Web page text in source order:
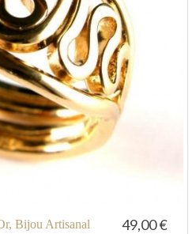
Bijou Artisanal 49,00 €